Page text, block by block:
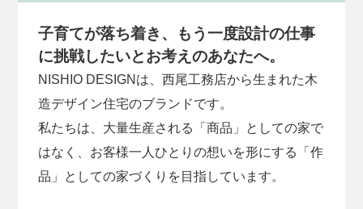
子育てが落ち着き、もう一度設計の仕事
に挑戦したいとお考えのあなたへ。
NISHIO DESIGNは、西尾工務店から生まれた木
造デザイン住宅のブランドです。
私たちは、大量生産される「商品」としての家で
はなく、お客様一人ひとりの想いを形にする「作
品」としての家づくりを目指しています。